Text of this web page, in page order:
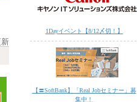
1Dayイベント【8/12〆切！】
【〓SoftBank】「Real Jobセミナー」募
集中！